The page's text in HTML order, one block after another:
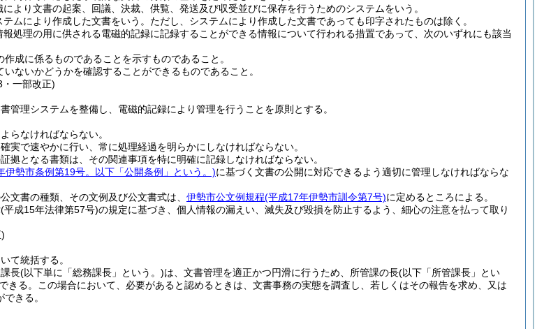
より文書の起案、回議、決裁、供覧、発送及び収受並びに保存を行うためのシステムをいう。
ムにより作成した文書をいう。 ただし、システムにより作成した文書であっても印字されたものは除く。
処理の用に供される電磁的記録に記録することができる情報について行われる措置であって、次のいずれにも該当
成に係るものであることを示すものであること。
ないかどうかを確認することができるものであること。
一部改正)
管理システムを整備し、電磁的記録により管理を行うことを原則とする。
らなければならない。
実で速やかに行い、常に処理経過を明らかにしなければならない。
拠となる書類は、その関連事項を特に明確に記録しなければならない。
伊勢市条例第19号。以下「公開条例」という。)に基づく文書の公開に対応できるよう適切に管理しなければならな
文書の種類、その文例及び公文書式は、 伊勢市公文例規程(平成17年伊勢市訓令第7号)に定めるところによる。
(平成15年法律第57号)の規定に基づき、個人情報の漏えい、滅失及び毀損を防止するよう、細心の注意を払って取り
て統括する。
長(以下単に「総務課長」という。)は、文書管理を適正かつ円滑に行うため、所管課の長(以下「所管課長」とい
きる。
この場合において、必要があると認めるときは、文書事務の実態を調査し、若しくはその報告を求め、又は
きる。